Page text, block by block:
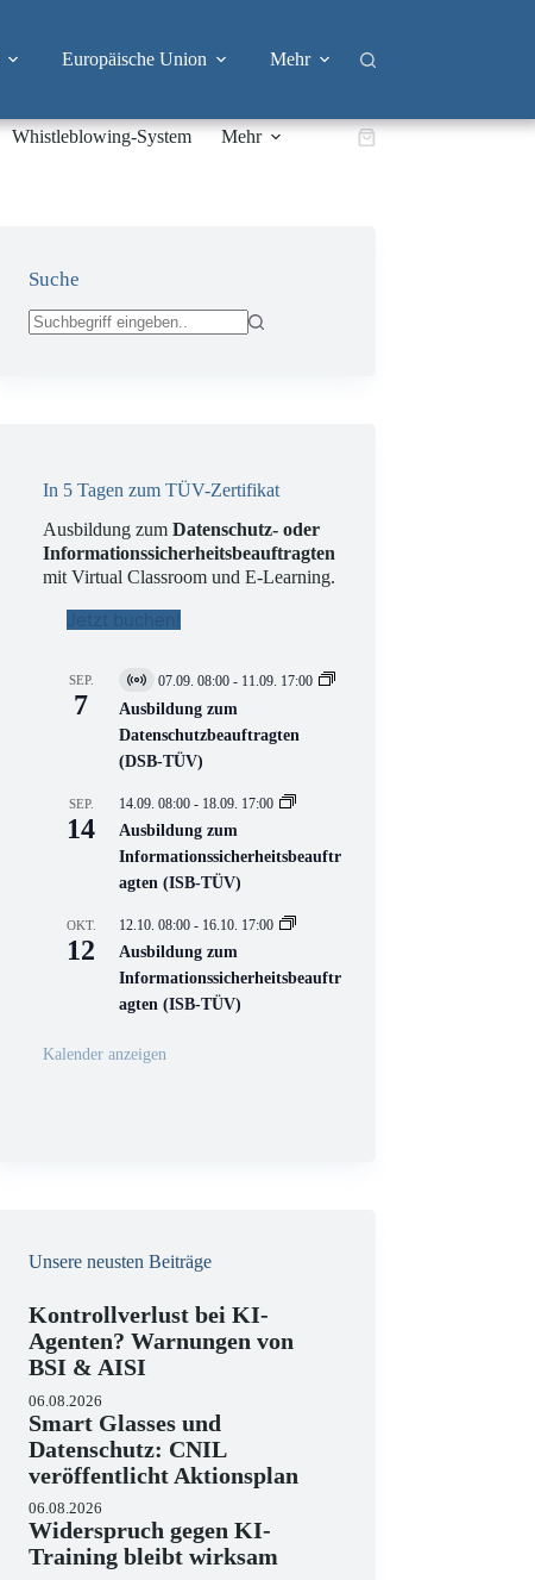
Europäische Union Mehr
Whistleblowing-System Mehr Warenkorb
Suche
In 5 Tagen zum TÜV-Zertifikat
Ausbildung zumDatenschutz- oder
Informationssicherheitsbeauftragten
mit Virtual Classroom und E-Learning.
Jetzt buchen!
SEP.
7
V
i
t
u
l
V
e
r
n
s
t
a
t
n
07.09. 08:00 - 11.09. 17:00
Ausbildung zum
Datenschutzbeauftragten
(DSB-TÜV)
SEP.
14
14.09. 08:00 - 18.09. 17:00
Ausbildung zum
Informationssicherheitsbeauftr
agten (ISB-TÜV)
OKT.
12
12.10. 08:00 - 16.10. 17:00
Ausbildung zum
Informationssicherheitsbeauftr
agten (ISB-TÜV)
Kalender anzeigen
Unsere neusten Beiträge
Kontrollverlust bei KI-
Agenten? Warnungen von
BSI & AISI
06.08.2026
Smart Glasses und
Datenschutz: CNIL
veröffentlicht Aktionsplan
06.08.2026
Widerspruch gegen KI-
Training bleibt wirksam